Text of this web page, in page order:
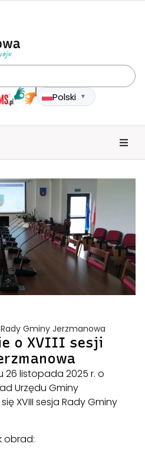
Polski ▼
Gminy Jerzmanowa
o XVIII sesji
26 listopada 2025 r. o
Urzędu Gminy
XVIII sesja Rady Gminy
obrad: